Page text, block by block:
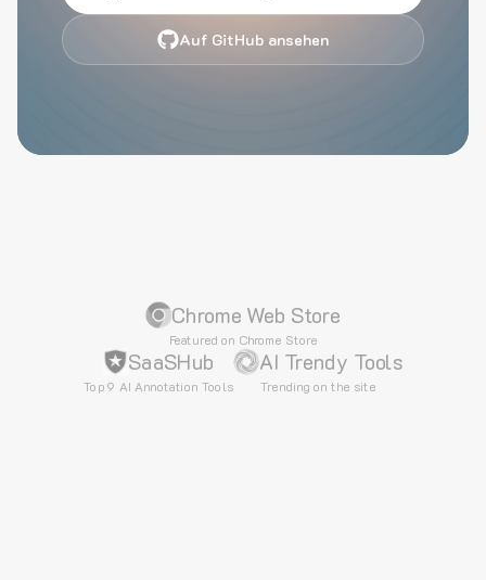
Auf GitHub ansehen
Chrome Web Store
Featured on Chrome Store
SaaSHub
Top 9 AI Annotation Tools
AI Trendy Tools
Trending on the site